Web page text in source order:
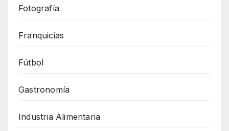
Fotografía
Franquicias
Fútbol
Gastronomía
Industria Alimentaria